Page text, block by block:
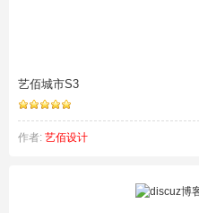
艺佰城市S3
作者: 艺佰设计